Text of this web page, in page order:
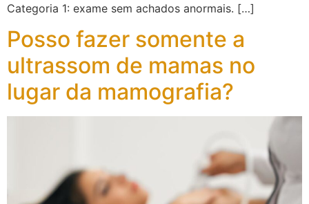
Categoria 1: exame sem achados anormais. […]
Posso fazer somente a
ultrassom de mamas no
lugar da mamografia?